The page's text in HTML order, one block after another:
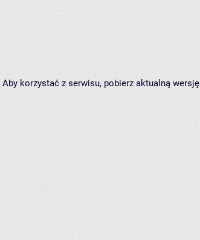
korzystać z serwisu, pobierz aktualną wersję